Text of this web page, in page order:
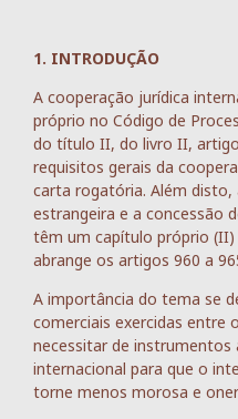
1. INTRODUÇÃO
A cooperação jurídica
próprio no Código de
do título II, do livro II,
requisitos gerais da
carta rogatória. Além
estrangeira e a concessão
têm um capítulo próprio
abrange os artigos 960 a
A importância do tema se
comerciais exercidas entre
necessitar de instrumentos
internacional para que o
torne menos morosa e